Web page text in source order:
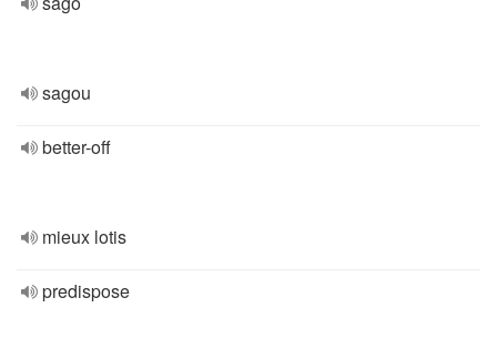
sagou
better-off
mieux lotis
predispose